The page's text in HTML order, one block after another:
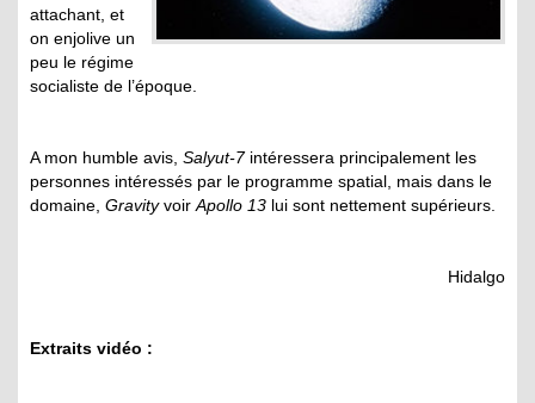
attachant, et
on enjolive un
peu le régime
socialiste de l’époque.
A mon humble avis, Salyut-7intéressera principalement les
personnes intéressés par le programme spatial, mais dans le
domaine, Gravityvoir Apollo 13 lui sont nettement supérieurs.
Hidalgo
Extraits vidéo :